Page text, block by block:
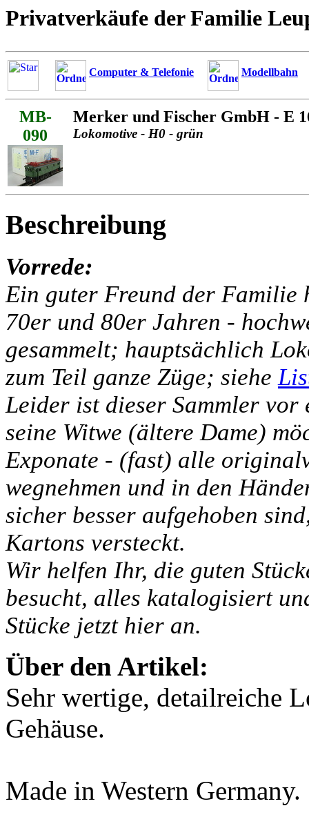
Privatverkäufe der Familie
Computer & Telefonie Modellbahn
MB-
090
Merker und Fischer GmbH - E
Lokomotive - H0 - grün
Beschreibung
Vorrede:
Ein guter Freund der
70er und 80er Jahren -
gesammelt; hauptsächlich
zum Teil ganze Züge; siehe
Leider ist dieser Sammler
seine Witwe (ältere Dame)
Exponate - (fast) alle
wegnehmen und in den
sicher besser aufgehoben
Kartons versteckt.
Wir helfen Ihr, die guten
besucht, alles katalogisiert
Stücke jetzt hier an.
Über den Artikel:
Sehr wertige, detailreiche
Gehäuse.
Made in Western Germany.